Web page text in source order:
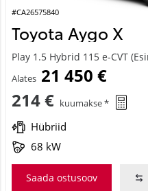
#CA26575840
Toyota Aygo X
Play 1.5 Hybrid 115 e-CVT
Alates 21 450 €
214 € kuumakse *
Hübriid
68 kW
Saada ostusoov